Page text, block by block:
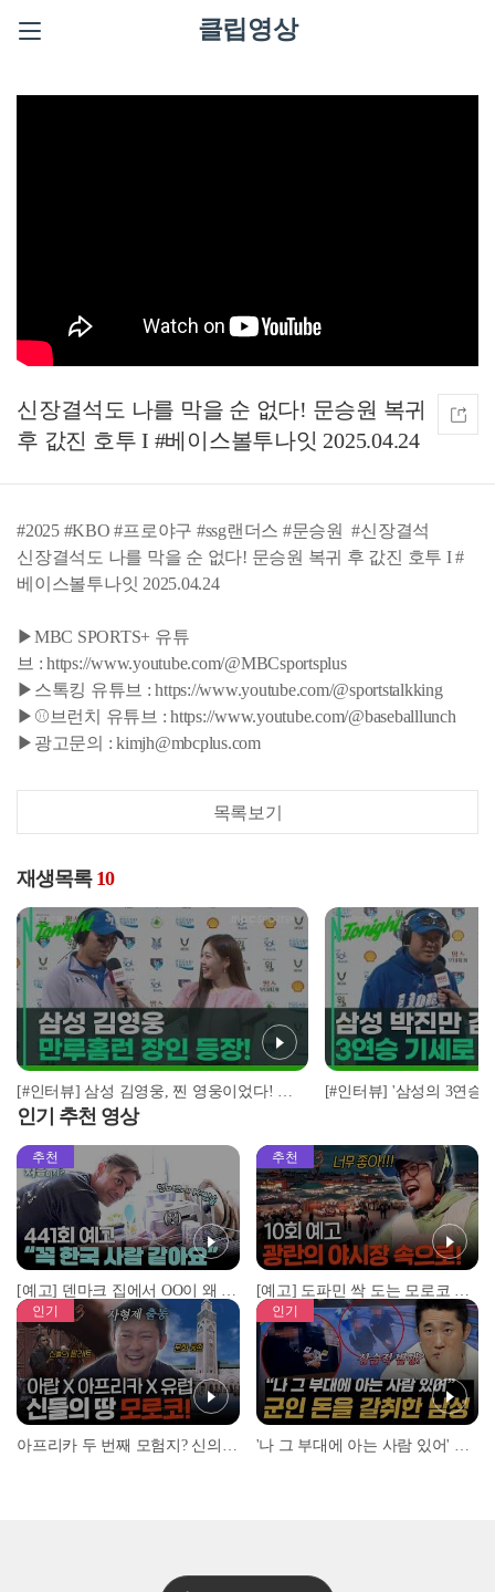
클립영상
신장결석도 나를 막을 순 없다! 문승원 복귀
후 값진 호투 I #베이스볼투나잇 2025.04.24
#2025 #KBO #프로야구 #ssg랜더스 #문승원 #신장결석
신장결석도 나를 막을 순 없다! 문승원 복귀 후 값진 호투 I #
베이스볼투나잇 2025.04.24
▶MBC SPORTS+ 유튜
브 : https://www.youtube.com/@MBCsportsplus
▶스톡킹 유튜브 : https://www.youtube.com/@sportstalkking
▶⚾브런치 유튜브 : https://www.youtube.com/@baseballlunch
▶광고문의 : kimjh@mbcplus.com
목록보기
재생목록 10
[#인터뷰] 삼성 김영웅, 찐 영웅이었다! 통산 두 번째 만루홈런 폭발 I #베이스볼투나잇 2025.03.25
인기 추천 영상
추천
[예고] 덴마크 집에서 OO이 왜 나와...? 이상할 정도로 한국을 사랑하는 우리 형을 제보합니다!
추천
[예고] 도파민 싹 도는 모로코 야시장 투어!
인기 인기